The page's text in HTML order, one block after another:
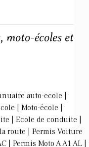
moto-écoles et
auto-ecole |
| Moto-école |
| Ecole de conduite |
route | Permis Voiture
| Permis Moto A A1 AL |